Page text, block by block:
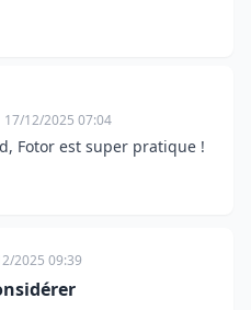
17/12/2025 07:04
Fotor est super pratique !
2025 09:39